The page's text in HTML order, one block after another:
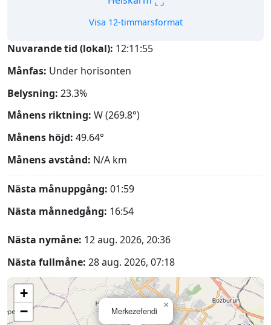
Visa 12-timmarsformat
Nuvarande tid (lokal): 12:11:56
Månfas: Under horisonten
Belysning: 23.3%
Månens riktning: W (269.8°)
Månens höjd: 49.64°
Månens avstånd: N/A km
Nästa månuppgång: 01:59
Nästa månnedgång: 16:54
Nästa nymåne: 12 aug. 2026, 20:36
Nästa fullmåne: 28 aug. 2026, 07:18
Merkezefendi
×
+
−